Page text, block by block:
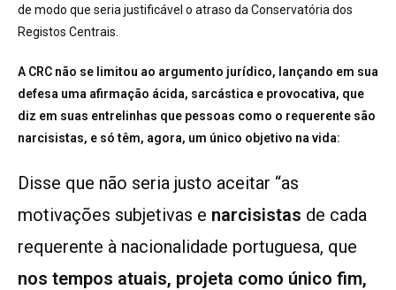
de modo que seria justificável o atraso da Conservatória dos
Registos Centrais.
A CRC não se limitou ao argumento jurídico, lançando em sua
defesa uma afirmação ácida, sarcástica e provocativa, que
diz em suas entrelinhas que pessoas como o requerente são
narcisistas, e só têm, agora, um único objetivo na vida:
Disse que não seria justo aceitar “as
motivações subjetivas e narcisistas de cada
requerente à nacionalidade portuguesa, que
nos tempos atuais, projeta como único fim,